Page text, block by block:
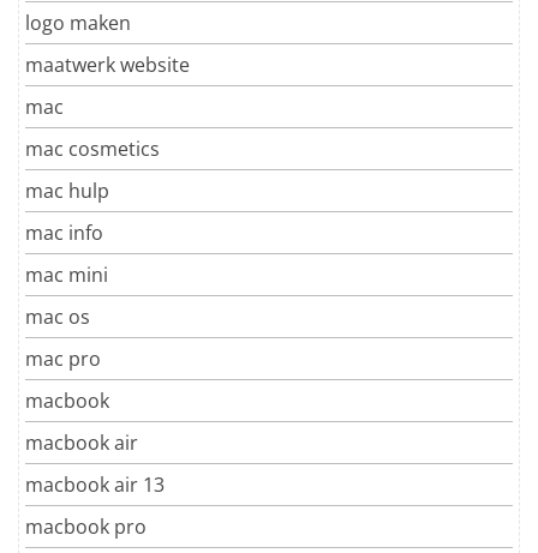
logo maken
maatwerk website
mac
mac cosmetics
mac hulp
mac info
mac mini
mac os
mac pro
macbook
macbook air
macbook air 13
macbook pro